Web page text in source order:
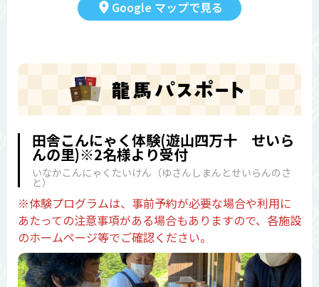
Google マップで見る
田舎こんにゃく体験(遊山四万十 せいら
んの里)※2名様より受付
いなかこんにゃくたいけん（ゆさんしまんとせいらんのさ
と）
※体験プログラムは、事前予約が必要な場合や利用に
あたっての注意事項がある場合もありますので、各施設
のホームページ等でご確認ください。